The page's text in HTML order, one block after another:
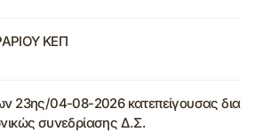
ΚΕΠ
23ης/04-08-2026 κατεπείγουσας δια
συνεδρίασης Δ.Σ.